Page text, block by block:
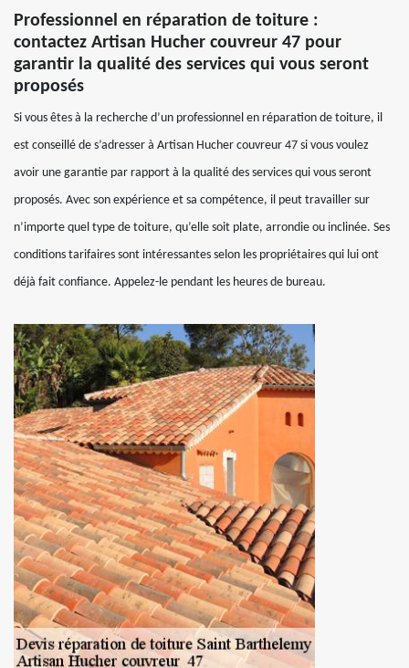
Professionnel en réparation de toiture :
contactez Artisan Hucher couvreur 47 pour
garantir la qualité des services qui vous seront
proposés
Si vous êtes à la recherche d’un professionnel en réparation de toiture, il
est conseillé de s’adresser à Artisan Hucher couvreur 47 si vous voulez
avoir une garantie par rapport à la qualité des services qui vous seront
proposés. Avec son expérience et sa compétence, il peut travailler sur
n’importe quel type de toiture, qu’elle soit plate, arrondie ou inclinée. Ses
conditions tarifaires sont intéressantes selon les propriétaires qui lui ont
déjà fait confiance. Appelez-le pendant les heures de bureau.